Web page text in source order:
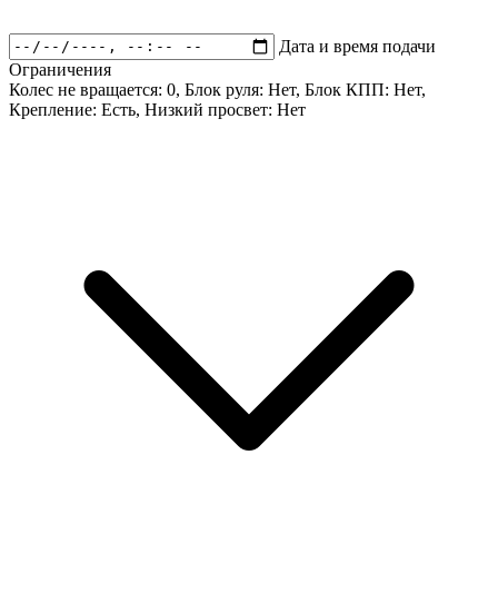
Дата и время подачи
Ограничения
Колес не вращается: 0, Блок руля: Нет, Блок КПП: Нет,
Крепление: Есть, Низкий просвет: Нет